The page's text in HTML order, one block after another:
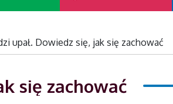
upał. Dowiedz się, jak się zachować
się zachować